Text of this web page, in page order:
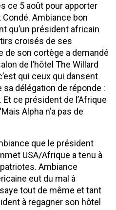
ce 5 août pour apporter
Ambiance bon
qu’un président africain
croisés de ses
de son cortège a demandé
de l’hôtel The Willard
qui ceux qui dansent
sa délégation de réponde :
Et ce président de l’Afrique
Alpha n’a pas de
que le président
USA/Afrique a tenu à
Ambiance
eut du mal à
tout de même et tant
à regagner son hôtel